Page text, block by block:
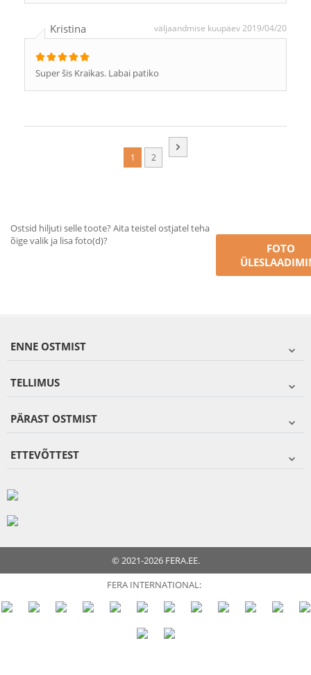
Kristina väljaandmise kuupäev 2019/04/20
Super šis Kraikas. Labai patiko
1 2
Ostsid hiljuti selle toote? Aita teistel ostjatel teha
õige valik ja lisa foto(d)?
FOTO
ENNE OSTMIST
TELLIMUS
PÄRAST OSTMIST
ETTEVÕTTEST
© 2021-2026 FERA.EE.
FERA INTERNATIONAL: